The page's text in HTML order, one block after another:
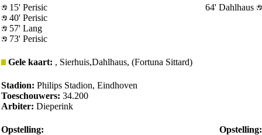
15' Perisic
40' Perisic
57' Lang
73' Perisic
64' Dahlhaus
Gele kaart: , Sierhuis,Dahlhaus, (Fortuna Sittard)
Stadion: Philips Stadion, Eindhoven
Toeschouwers: 34.200
Arbiter: Dieperink
Opstelling:
Opstelling: